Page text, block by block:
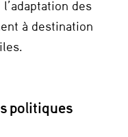
des
à destination
politiques